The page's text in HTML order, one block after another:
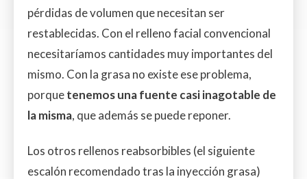
pérdidas de volumen que necesitan ser
restablecidas. Con el relleno facial convencional
necesitaríamos cantidades muy importantes del
mismo. Con la grasa no existe ese problema,
porquetenemos una fuente casi inagotable de
la misma, que además se puede reponer.
Los otros rellenos reabsorbibles (el siguiente
escalón recomendado tras la inyección grasa)